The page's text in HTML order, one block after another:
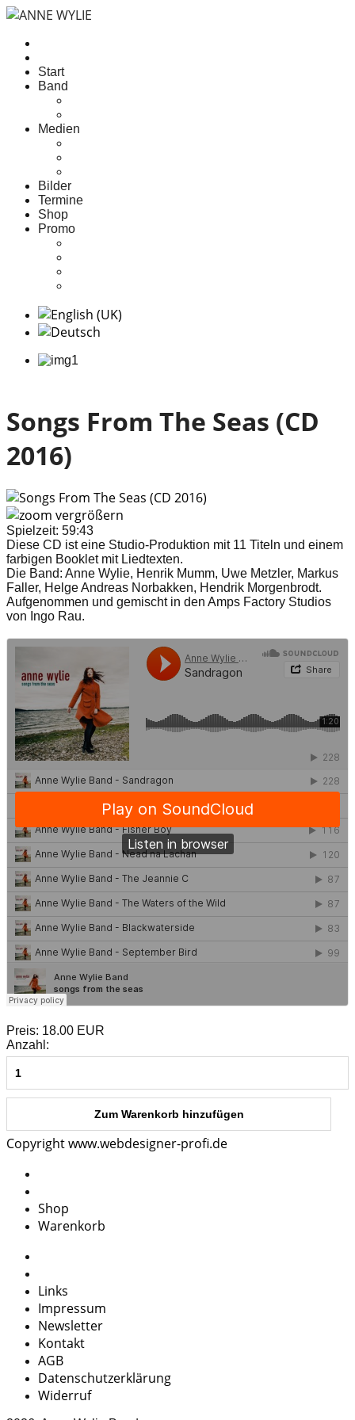
Start
Band
Medien
Bilder
Termine
Shop
Promo
Songs From The Seas (CD
2016)
vergrößern
Spielzeit: 59:43
Diese CD ist eine Studio-Produktion mit 11 Titeln und einem
farbigen Booklet mit Liedtexten.
Die Band: Anne Wylie, Henrik Mumm, Uwe Metzler, Markus
Faller, Helge Andreas Norbakken, Hendrik Morgenbrodt.
Aufgenommen und gemischt in den Amps Factory Studios
von Ingo Rau.
Preis: 18.00 EUR
Anzahl:
Copyright www.webdesigner-profi.de
Shop
Warenkorb
Links
Impressum
Newsletter
Kontakt
AGB
Datenschutzerklärung
Widerruf